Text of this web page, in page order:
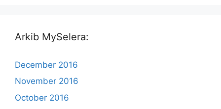
Arkib MySelera:
December 2016
November 2016
October 2016